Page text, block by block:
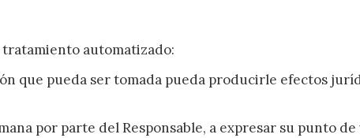
automatizado:
que pueda ser tomada pueda producirle efectos
por parte del Responsable, a expresar su punto